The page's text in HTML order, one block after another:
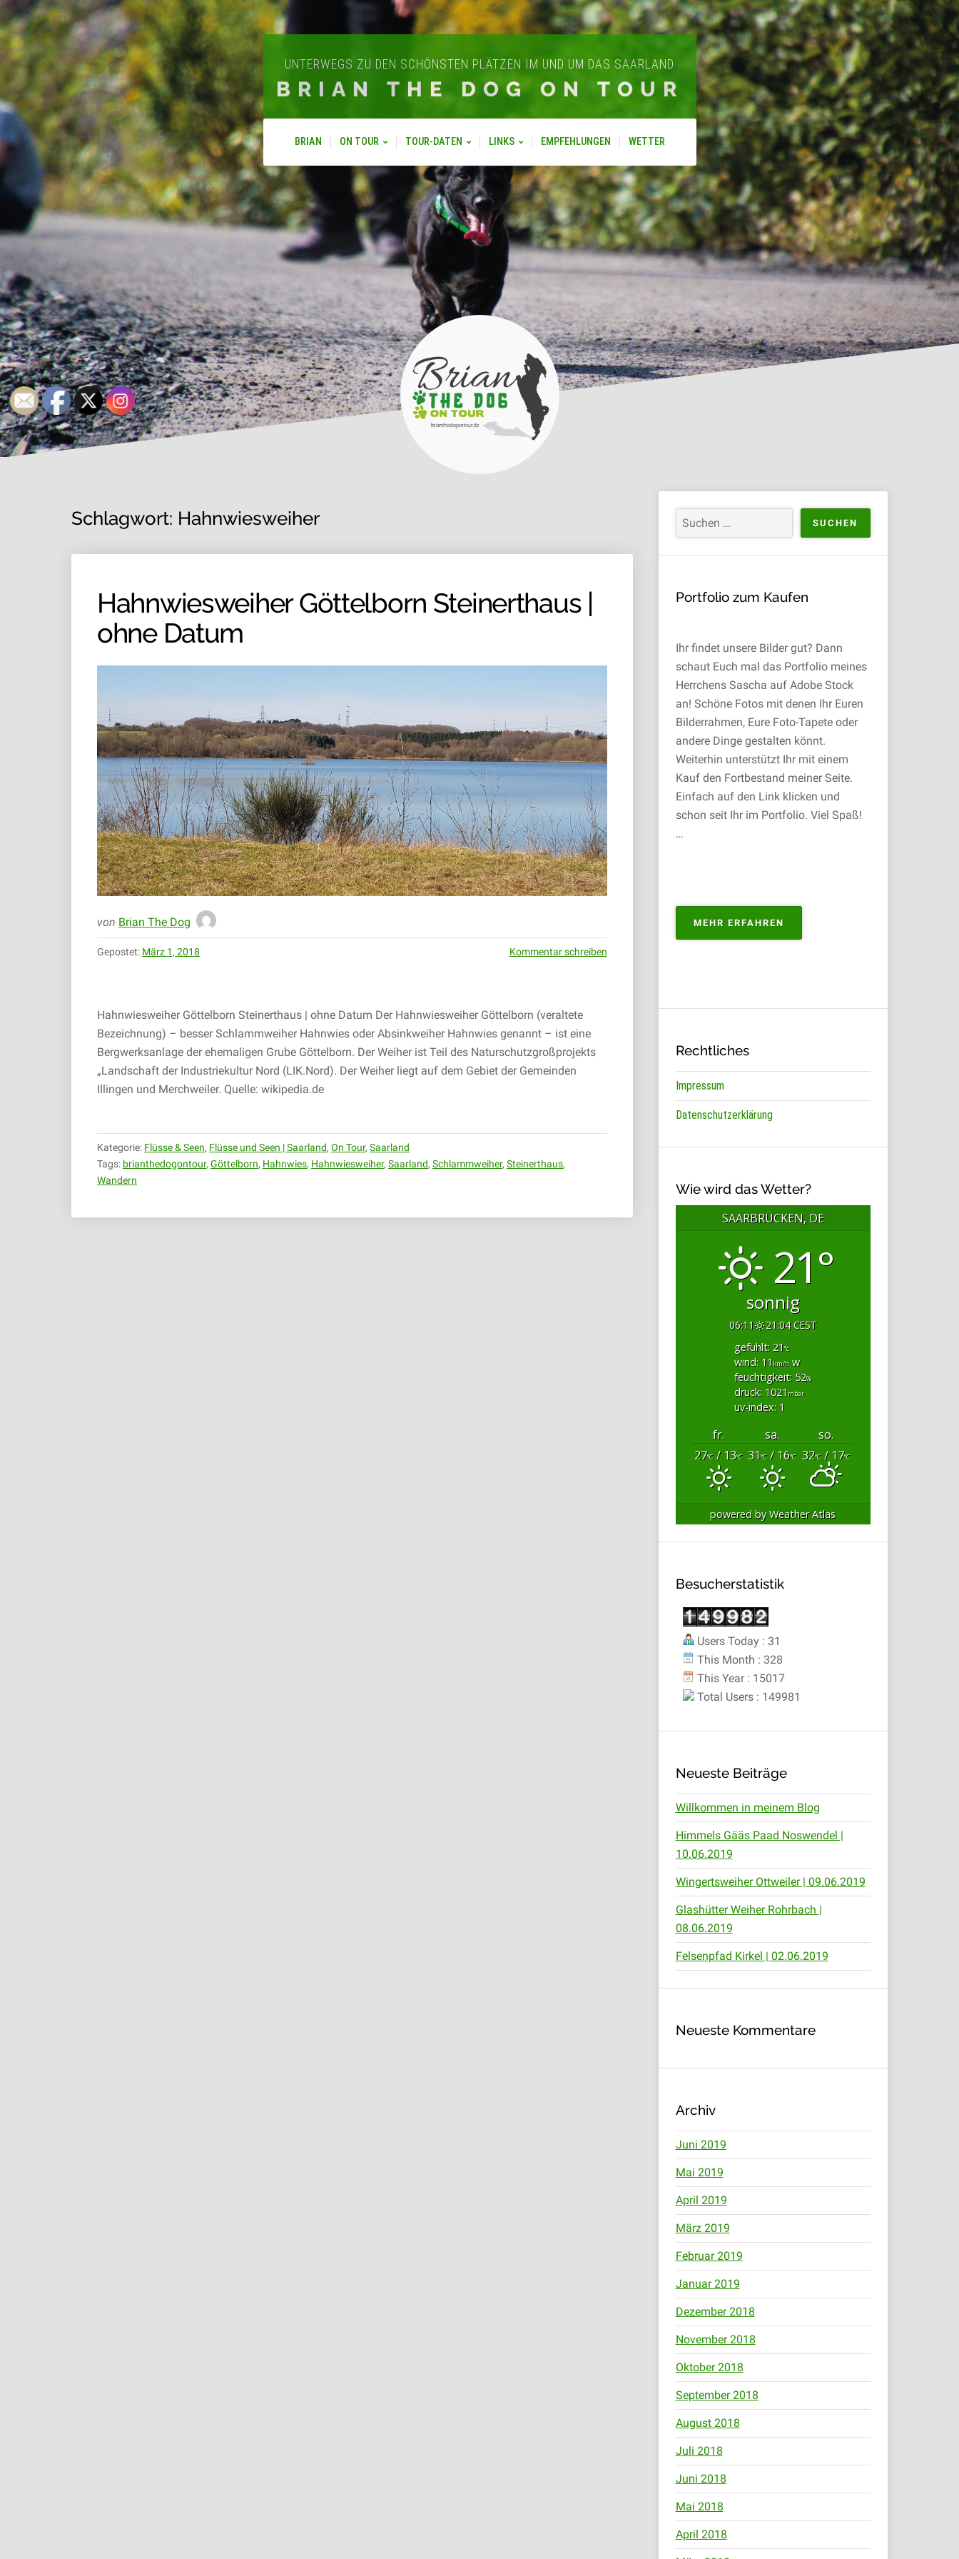
UNTERWEGS ZU DEN SCHÖNSTEN PLÄTZEN IM UND UM DAS SAARLAND
BRIAN THE DOG ON TOUR
BRIAN ON TOUR TOUR-DATEN LINKS EMPFEHLUNGEN WETTER
Schlagwort: Hahnwiesweiher
Hahnwiesweiher Göttelborn Steinerthaus |
ohne Datum
von Brian The Dog
Gepostet: März 1, 2018 Kommentar schreiben
Hahnwiesweiher Göttelborn Steinerthaus | ohne Datum Der Hahnwiesweiher Göttelborn (veraltete
Bezeichnung) – besser Schlammweiher Hahnwies oder Absinkweiher Hahnwies genannt – ist eine
Bergwerksanlage der ehemaligen Grube Göttelborn. Der Weiher ist Teil des Naturschutzgroßprojekts
„Landschaft der Industriekultur Nord (LIK.Nord). Der Weiher liegt auf dem Gebiet der Gemeinden
Illingen und Merchweiler. Quelle: wikipedia.de
Kategorie: Flüsse & Seen, Flüsse und Seen | Saarland, On Tour, Saarland
Tags: brianthedogontour, Göttelborn, Hahnwies, Hahnwiesweiher, Saarland, Schlammweiher, Steinerthaus,
Wandern
Portfolio zum Kaufen
Ihr findet unsere Bilder gut? Dann
schaut Euch mal das Portfolio meines
Herrchens Sascha auf Adobe Stock
an! Schöne Fotos mit denen Ihr Euren
Bilderrahmen, Eure Foto-Tapete oder
andere Dinge gestalten könnt.
Weiterhin unterstützt Ihr mit einem
Kauf den Fortbestand meiner Seite.
Einfach auf den Link klicken und
schon seit Ihr im Portfolio. Viel Spaß!
…
MEHR ERFAHREN
ZUM
Rechtliches
Impressum
Datenschutzerklärung
Wie wird das Wetter?
SAARBRÜCKEN, DE
21°
sonnig
06:11
21:04 CEST
gefühlt: 21°c
wind: 11 km/h w
feuchtigkeit: 52%
druck: 1021 mbar
uv-index: 1
fr. sa.
so.
27°C / 13°C 31°C / 16°C 32°C/ 17°C
powered byWeather Atlas
Besucherstatistik
Users Today : 31
This Month : 328
This Year : 15017
Total Users : 149981
Neueste Beiträge
Willkommen in meinem Blog
Himmels Gääs Paad Noswendel |
10.06.2019
Wingertsweiher Ottweiler | 09.06.2019
Glashütter Weiher Rohrbach |
08.06.2019
Felsenpfad Kirkel | 02.06.2019
Neueste Kommentare
Archiv
Juni 2019
Mai 2019
April 2019
März 2019
Februar 2019
Januar 2019
Dezember 2018
November 2018
Oktober 2018
September 2018
August 2018
Juli 2018
Juni 2018
Mai 2018
April 2018